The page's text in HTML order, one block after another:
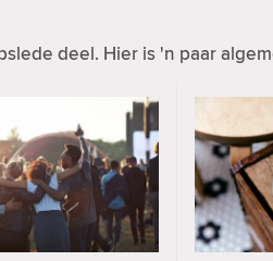
deel. Hier is 'n paar